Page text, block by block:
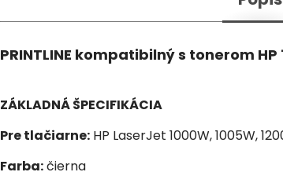
PRINTLINE kompatibilný s tonerom HP
ZÁKLADNÁ ŠPECIFIKÁCIA
Pre tlačiarne: HP LaserJet 1000W, 1005W,
Farba:čierna